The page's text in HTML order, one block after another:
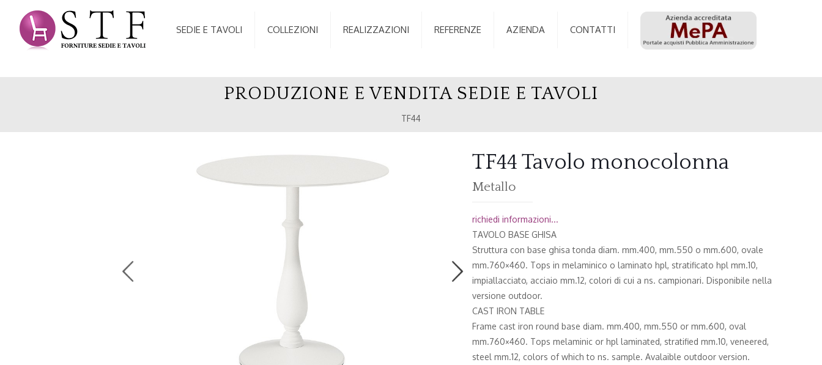
SEDIE E TAVOLI COLLEZIONI REALIZZAZIONI REFERENZE AZIENDA CONTATTI
PRODUZIONE E VENDITA SEDIE E TAVOLI
TF44
TF44 Tavolo monocolonna
Metallo
richiedi informazioni...
TAVOLO BASE GHISA
Struttura con base ghisa tonda diam. mm.400, mm.550 o mm.600, ovale
mm.760×460. Tops in melaminico o laminato hpl, stratificato hpl mm.10,
impiallacciato, acciaio mm.12, colori di cui a ns. campionari. Disponibile nella
versione outdoor.
CAST IRON TABLE
Frame cast iron round base diam. mm.400, mm.550 or mm.600, oval
mm.760×460. Tops melaminic or hpl laminated, stratified mm.10, veneered,
steel mm.12, colors of which to ns. sample. Avalaible outdoor version.